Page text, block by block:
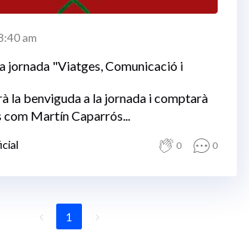
am
jornada "Viatges, Comunicació i
la benviguda a la jornada i comptarà
Martín Caparrós...
0 0
1